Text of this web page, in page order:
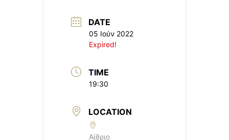
DATE
05 Ιούν 2022
Expired!
TIME
19:30
LOCATION
Αίθριο